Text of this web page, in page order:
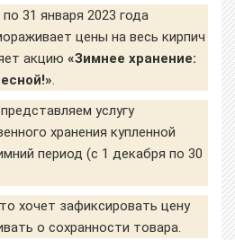
31 января 2023 года
цены на весь кирпич
акцию «Зимнее хранение:
.
услугу
хранения купленной
период (с 1 декабря по 30
хочет зафиксировать цену
о сохранности товара.